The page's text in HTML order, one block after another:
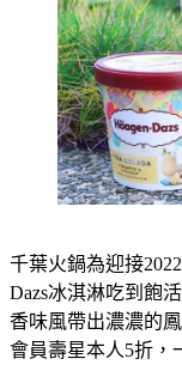
千葉火鍋為迎接
Dazs冰淇淋吃到飽
香味風帶出濃濃的
會員壽星本人5折，